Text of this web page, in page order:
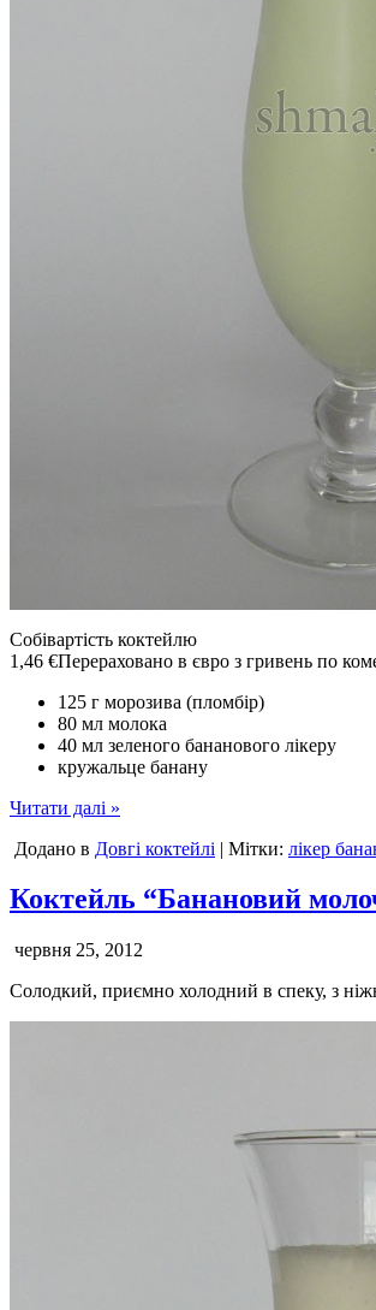
Собівартість коктейлю
1,46 €Перераховано в євро з гривень по
125 г морозива (пломбір)
80 мл молока
40 мл зеленого бананового лікеру
кружальце банану
Читати далі »
Додано в Довгі коктейлі | Мітки: лікер
Коктейль “Банановий
червня 25, 2012
Солодкий, приємно холодний в спеку, з